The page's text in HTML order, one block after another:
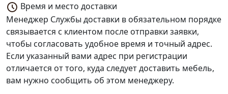
Время и место доставки
Менеджер Службы доставки в обязательном порядке
связывается с клиентом после отправки заявки,
чтобы согласовать удобное время и точный адрес.
Если указанный вами адрес при регистрации
отличается от того, куда следует доставить мебель,
вам нужно сообщить об этом менеджеру.